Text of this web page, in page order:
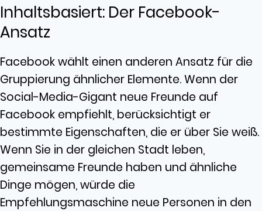
Inhaltsbasiert: Der Facebook-
Ansatz
Facebook wählt einen anderen Ansatz für die
Gruppierung ähnlicher Elemente. Wenn der
Social-Media-Gigant neue Freunde auf
Facebook empfiehlt, berücksichtigt er
bestimmte Eigenschaften, die er über Sie weiß.
Wenn Sie in der gleichen Stadt leben,
gemeinsame Freunde haben und ähnliche
Dinge mögen, würde die
Empfehlungsmaschine neue Personen in den